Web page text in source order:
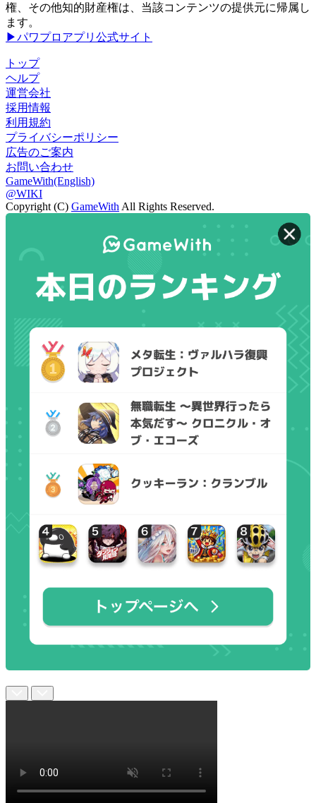
権、その他知的財産権は、当該コンテンツの提供元に帰属し
ます。
▶パワプロアプリ公式サイト
トップ
ヘルプ
運営会社
採用情報
利用規約
プライバシーポリシー
広告のご案内
お問い合わせ
GameWith(English)
@WIKI
Copyright (C) GameWith All Rights Reserved.